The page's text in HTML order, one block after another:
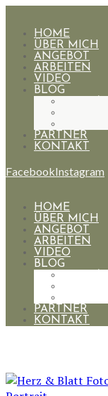
HOME
ÜBER MICH
ANGEBOT
ARBEITEN
VIDEO
BLOG
PARTNER
KONTAKT
FacebookInstagram
HOME
ÜBER MICH
ANGEBOT
ARBEITEN
VIDEO
BLOG
PARTNER
KONTAKT